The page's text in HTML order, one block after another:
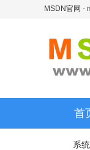
MSDN官网 -
首
系